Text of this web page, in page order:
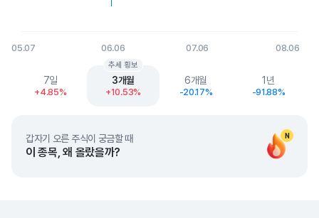
05.07 06.06 07.06 08.06
End of interactive chart.
7일
+4.85%
3개월
+10.53%
추세 횡보
6개월
-20.17%
1년
-91.88%
N
갑자기 오른 주식이 궁금할 때
이 종목, 왜 올랐을까?